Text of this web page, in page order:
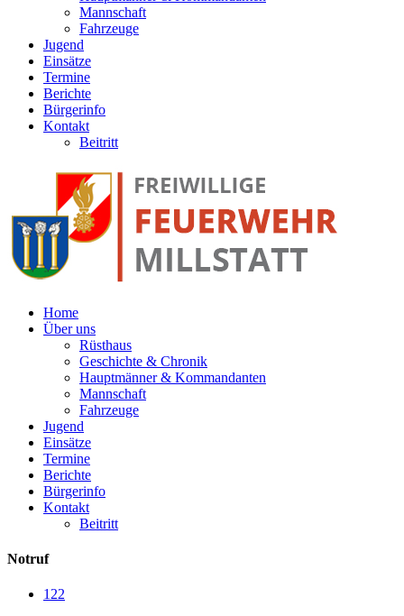
Mannschaft
Fahrzeuge
Jugend
Einsätze
Termine
Berichte
Bürgerinfo
Kontakt
Beitritt
Home
Über uns
Rüsthaus
Geschichte & Chronik
Hauptmänner & Kommandanten
Mannschaft
Fahrzeuge
Jugend
Einsätze
Termine
Berichte
Bürgerinfo
Kontakt
Beitritt
Notruf
122